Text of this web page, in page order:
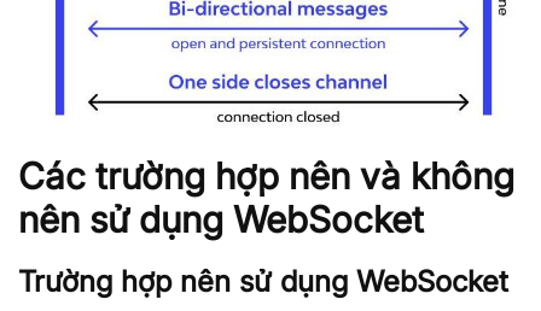
Các trường hợp nên và không
nên sử dụng WebSocket
Trường hợp nên sử dụng WebSocket